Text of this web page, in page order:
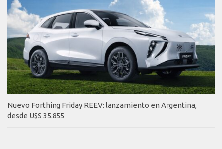
Nuevo Forthing Friday REEV: lanzamiento en Argentina,
desde U$S 35.855